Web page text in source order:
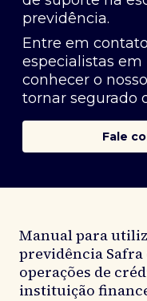
previdência.
Entre em
especialistas em
conhecer o
tornar segurado
Fale
Manual para
previdência
operações de
instituição